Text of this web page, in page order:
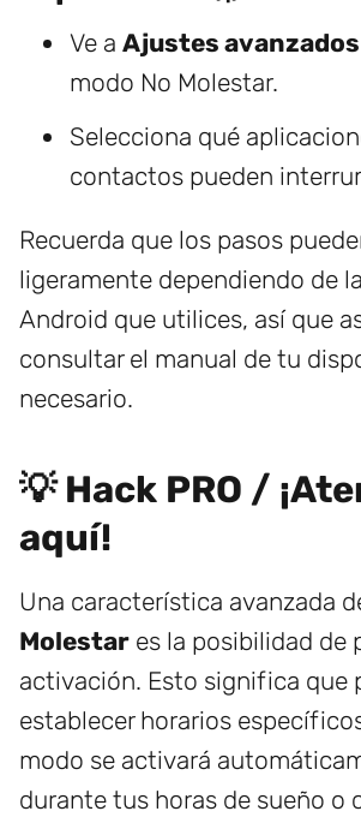
Ve a Ajustes avanzados
modo No Molestar.
Selecciona qué
contactos pueden
Recuerda que los pasos
ligeramente dependiendo de
Android que utilices, así que
consultar el manual de tu
necesario.
💡 Hack PRO /
aquí!
Una característica avanzada
Molestar es la posibilidad de
activación. Esto significa que
establecer horarios
modo se activará
durante tus horas de sueño o